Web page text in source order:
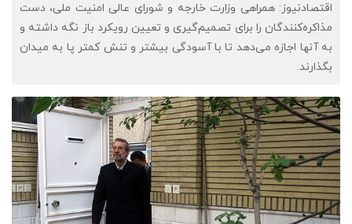
اقتصادنیوز: همراهی وزارت خارجه و شورای عالی امنیت ملی، دست
مذاکره‌کنندگان را برای تصمیم‌گیری و تعیین رویکرد باز نگه داشته و
به آنها اجازه می‌دهد تا با آسودگی بیشتر و تنش کمتر پا به میدان
بگذارند.